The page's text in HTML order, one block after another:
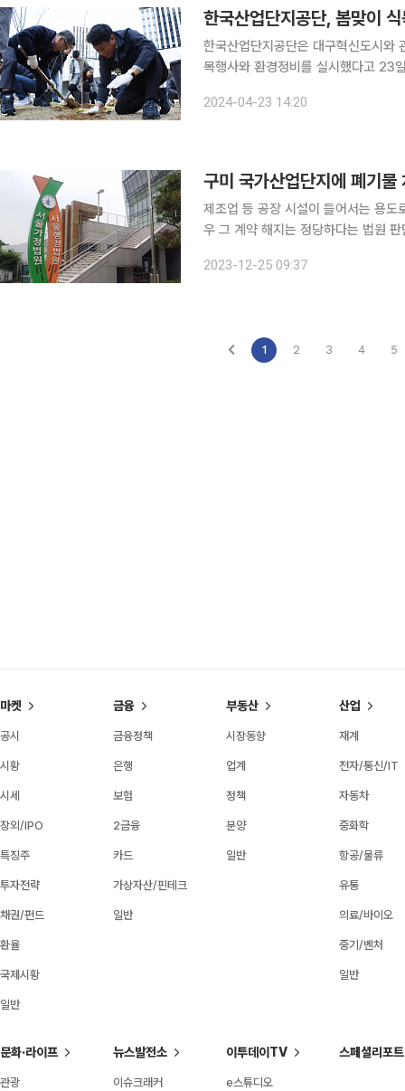
한국산업단지공단, 봄맞이
한국산업단지공단은 대구혁신도시
목행사와 환경정비를 실시했다고 23일 밝혔다. 한국산업단지공단은 4일 본사
할 산업단지 녹지에 조경하고, 산업
2024-04-23 14:20
구미 국가산업단지에 폐기
제조업 등 공장 시설이 들어서는 용도
우 그 계약 해지는 정당하다는 법원 판단이 나왔다. 25일 서울행정법원
2023-12-25 09:37
1 2 3 4 5
마켓
공시
시황
시세
장외/IPO
특징주
투자전략
채권/펀드
환율
국제시황
일반
금융
금융정책
은행
보험
2금융
카드
가상자산/핀테크
일반
부동산
시장동향
업계
정책
분양
일반
산업
재계
전자/통신/IT
자동차
중화학
항공/물류
유통
의료/바이오
중기/벤처
일반
문화·라이프
관광
뉴스발전소
이슈크래커
이투데이TV
e스튜디오
스페셜리포트